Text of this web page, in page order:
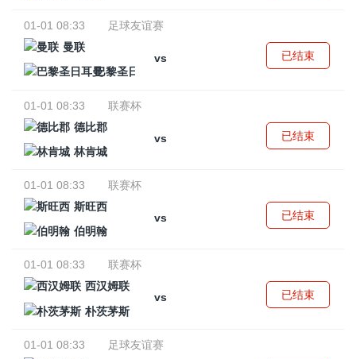
01-01 08:33
足球友谊赛
曼联
vs
巴黎圣日耳曼
已结束
01-01 08:33
联赛杯
德比郡
vs
林肯城
已结束
01-01 08:33
联赛杯
斯旺西
vs
伯明翰
已结束
01-01 08:33
联赛杯
西汉姆联
vs
朴茨茅斯
已结束
01-01 08:33
足球友谊赛